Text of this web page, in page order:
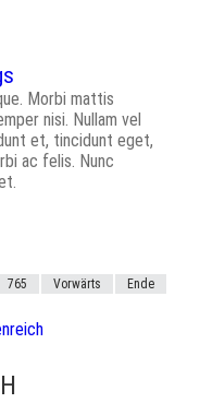
Morbi mattis
nisi. Nullam vel
et, tincidunt eget,
ac felis. Nunc
765 Vorwärts Ende